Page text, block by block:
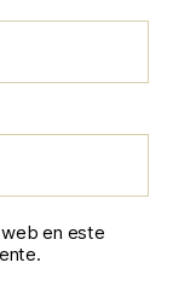
en este